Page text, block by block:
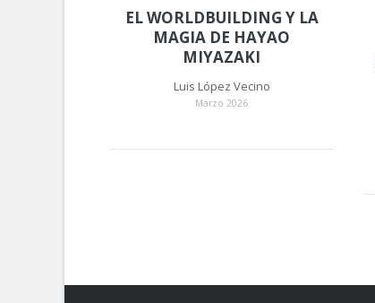
EL WORLDBUILDING Y LA
MAGIA DE HAYAO
MIYAZAKI
Luis López Vecino
Marzo 2026